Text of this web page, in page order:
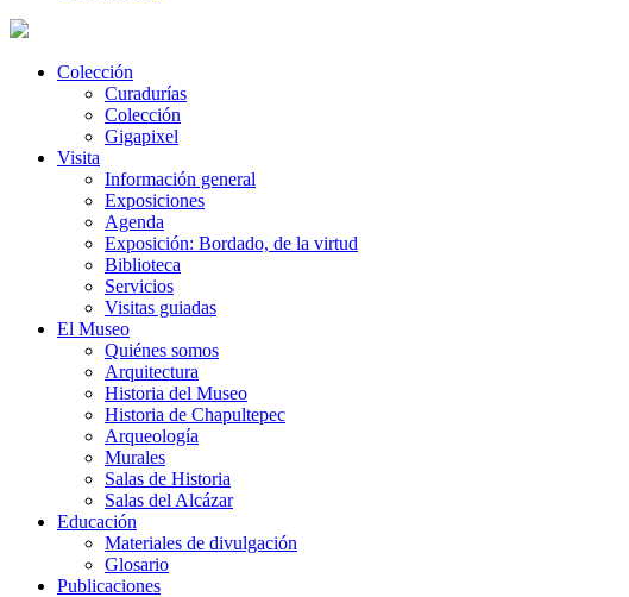
Colección
Curadurías
Colección
Gigapixel
Visita
Información general
Exposiciones
Agenda
Exposición: Bordado, de la virtud
Biblioteca
Servicios
Visitas guiadas
El Museo
Quiénes somos
Arquitectura
Historia del Museo
Historia de Chapultepec
Arqueología
Murales
Salas de Historia
Salas del Alcázar
Educación
Materiales de divulgación
Glosario
Publicaciones